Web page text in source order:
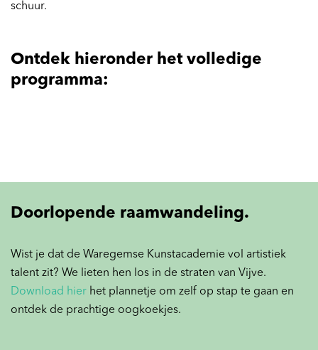
schuur.
Ontdek hieronder het volledige
programma:
Doorlopende raamwandeling.
Wist je dat de Waregemse Kunstacademie vol artistiek
talent zit? We lieten hen los in de straten van Vijve.
Download hier het plannetje om zelf op stap te gaan en
ontdek de prachtige oogkoekjes.